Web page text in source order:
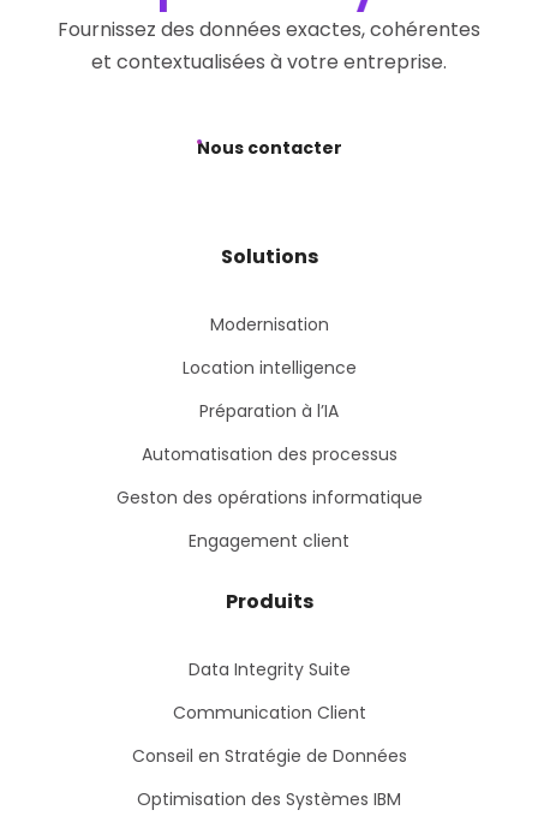
Fournissez des données exactes, cohérentes
et contextualisées à votre entreprise.
Nous contacter
Solutions
Modernisation
Location intelligence
Préparation à l’IA
Automatisation des processus
Geston des opérations informatique
Engagement client
Produits
Data Integrity Suite
Communication Client
Conseil en Stratégie de Données
Optimisation des Systèmes IBM